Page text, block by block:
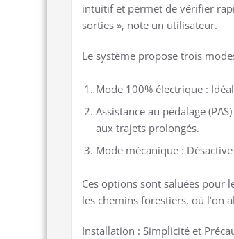
intuitif et permet de vérifier
sorties », note un utilisateur.
Le système propose trois
Mode 100% électrique :
Assistance au pédalage
aux trajets prolongés.
Mode mécanique :
Ces options sont saluées pour
les chemins forestiers, où l’on
Installation : Simplicité et